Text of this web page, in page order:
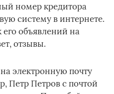
номер кредитора
систему в интернете.
его объявлений на
отзывы.
электронную почту
Петр Петров с почтой